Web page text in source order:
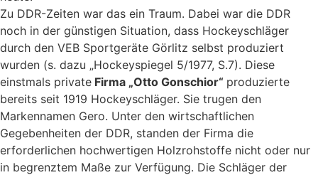
Zu DDR-Zeiten war das ein Traum. Dabei war die DDR
noch in der günstigen Situation, dass Hockeyschläger
durch den VEB Sportgeräte Görlitz selbst produziert
wurden (s. dazu „Hockeyspiegel 5/1977, S.7). Diese
einstmals private Firma „Otto Gonschior“ produzierte
bereits seit 1919 Hockeyschläger. Sie trugen den
Markennamen Gero. Unter den wirtschaftlichen
Gegebenheiten der DDR, standen der Firma die
erforderlichen hochwertigen Holzrohstoffe nicht oder nur
in begrenztem Maße zur Verfügung. Die Schläger der